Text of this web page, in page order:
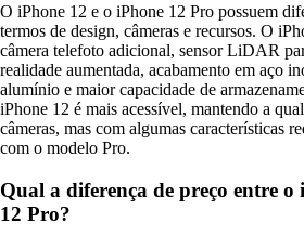
O iPhone 12 e o iPhone 12 Pro possuem
termos de design, câmeras e recursos. O
câmera telefoto adicional, sensor LiDAR
realidade aumentada, acabamento em aço
alumínio e maior capacidade de
iPhone 12 é mais acessível, mantendo a
câmeras, mas com algumas características
com o modelo Pro.
Qual a diferença de preço entre o
12 Pro?